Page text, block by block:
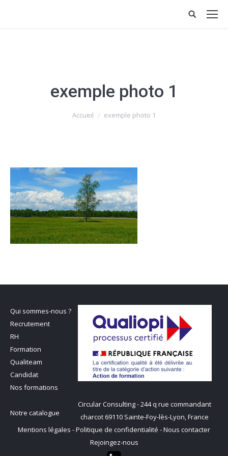
exemple photo 1
Accueil exemple photo 1
Qui sommes-nous ?
Recrutement
RH
Formation
Qualiteam
Candidat
Nos formations
Notre catalogue
Circular Consulting - 244 q rue commandant
charcot 69110 Sainte-Foy-lès-Lyon, France
Mentions légales -Politique de confidentialité -Nous contacter
Rejoingez-nous